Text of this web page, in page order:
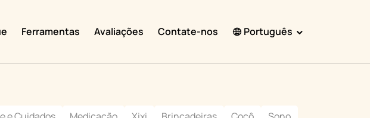
Ferramentas Avaliações Contate-nos Português